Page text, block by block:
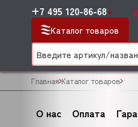
Каталог товаров
+7 495 120-86-68
Главная Каталог товаров
О нас Оплата